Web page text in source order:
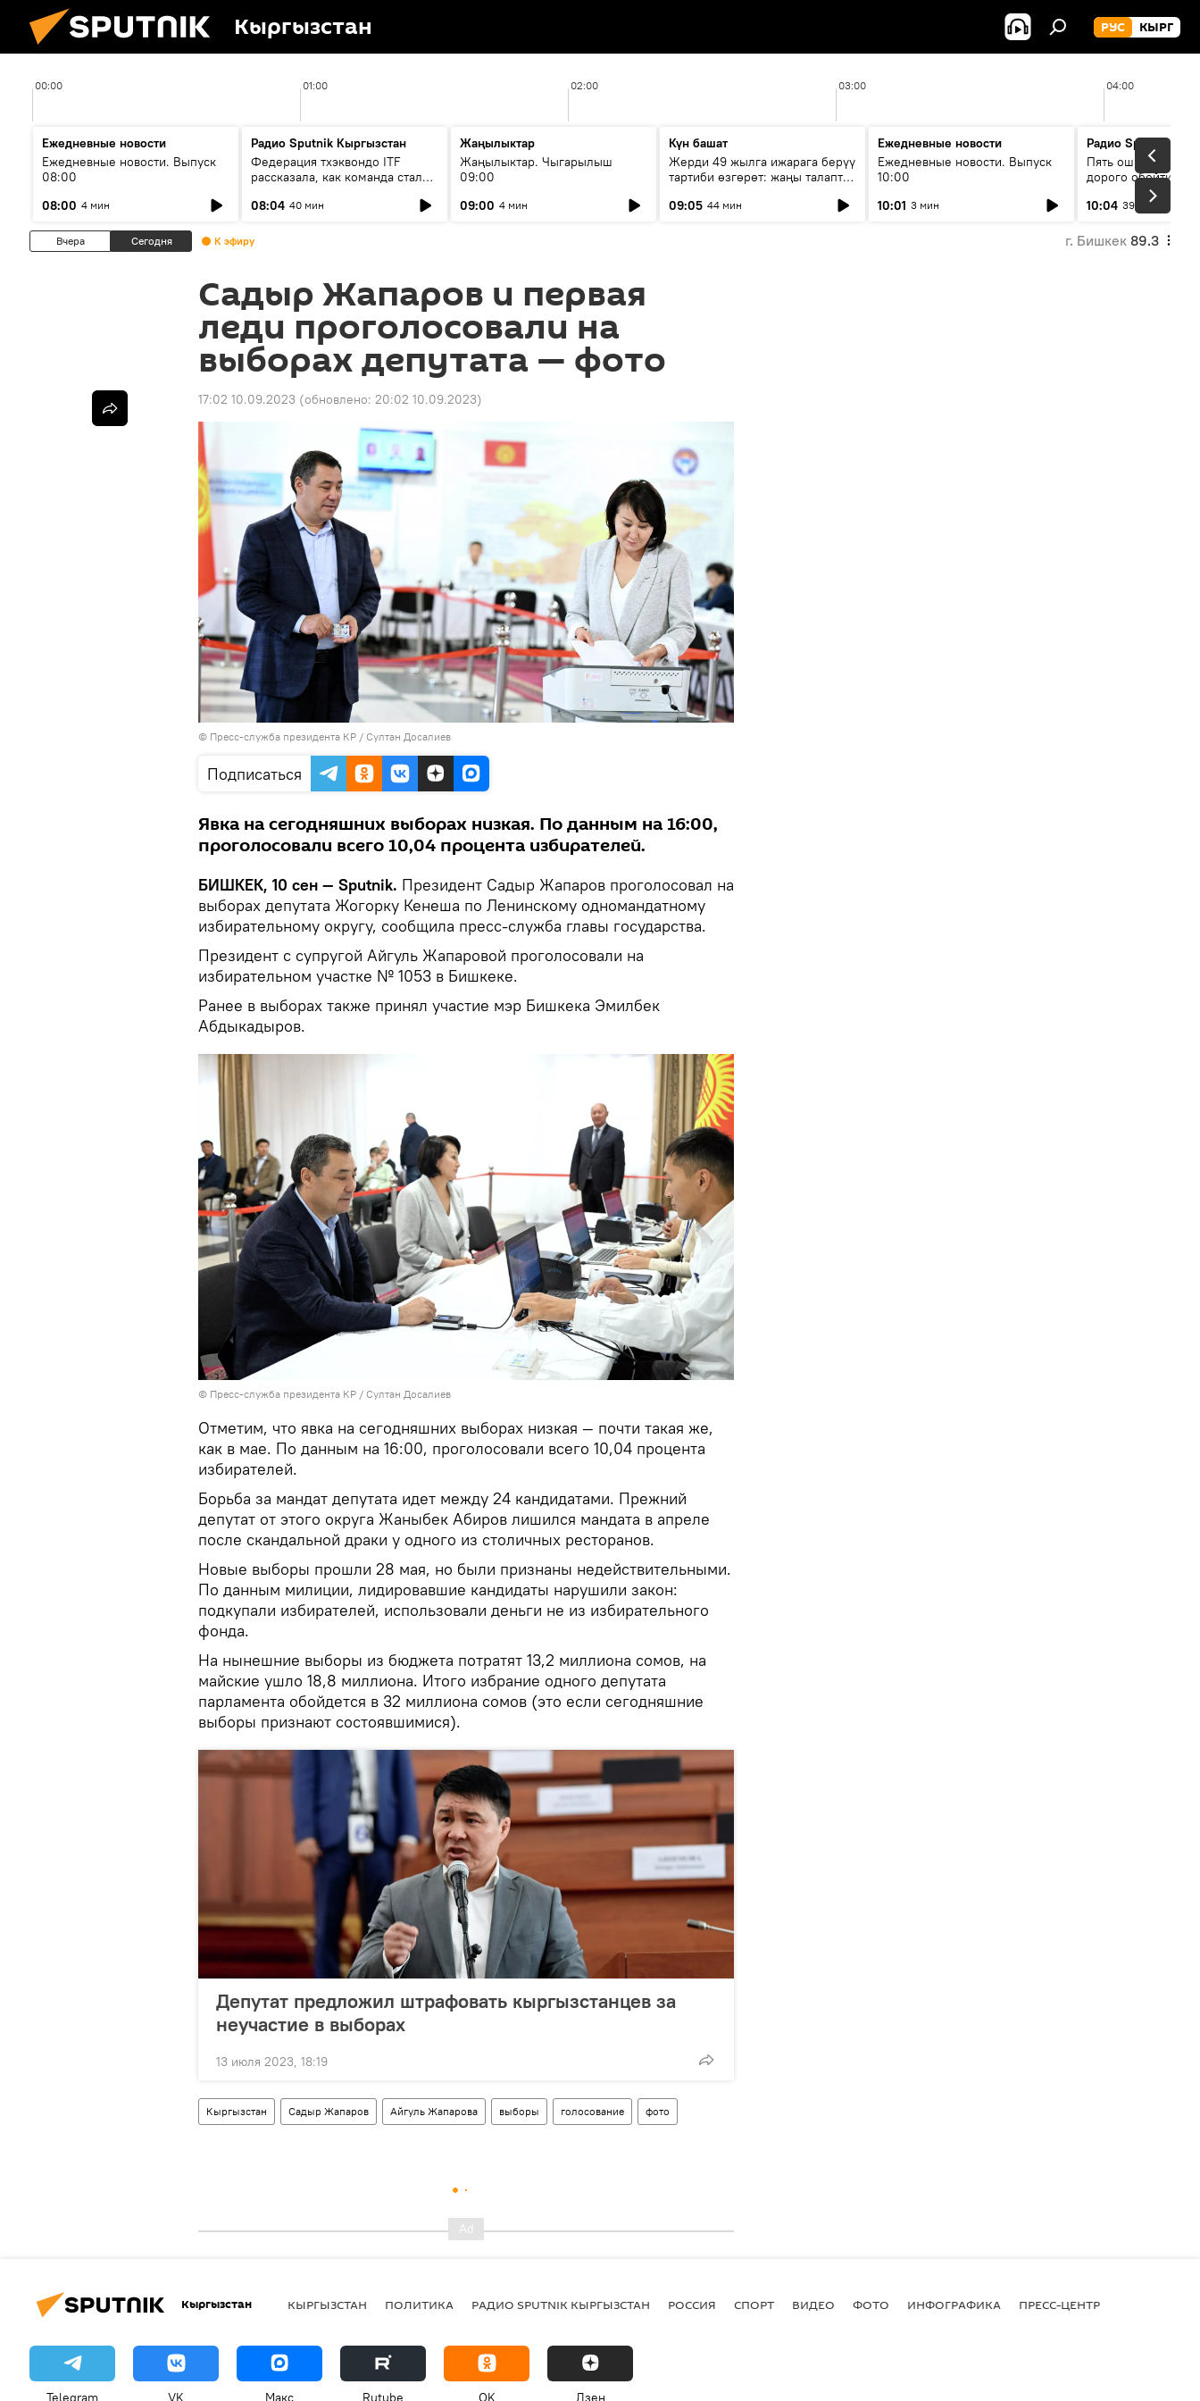
Кыргызстан РУС КЫРГ
00:00 01:00 02:00 03:00 04:00
Ежедневные новости
Ежедневные новости. Выпуск
08:00
08:00 4 мин
Радио Sputnik Кыргызстан
Федерация тхэквондо ITF
рассказала, как команда стала
08:04 40 мин
Жаңылыктар
Жаңылыктар. Чыгарылыш
09:00
09:00 4 мин
Күн башат
Жерди 49 жылга ижарага берүү
тартиби өзгөрөт: жаңы талаптар
09:05 44 мин
Ежедневные новости
Ежедневные новости. Выпуск
10:00
10:01 3 мин
Радио Sputnik
Пять ошибок
дорого обойтись
10:04 39 мин
Вчера Сегодня К эфиру г. Бишкек 89.3
Садыр Жапаров и первая
леди проголосовали на
выборах депутата — фото
17:02 10.09.2023 (обновлено: 20:02 10.09.2023)
© Пресс-служба президента КР / Султан Досалиев
Подписаться
Явка на сегодняшних выборах низкая. По данным на 16:00,
проголосовали всего 10,04 процента избирателей.
БИШКЕК, 10 сен — Sputnik. Президент Садыр Жапаров проголосовал на
выборах депутата Жогорку Кенеша по Ленинскому одномандатному
избирательному округу, сообщила пресс-служба главы государства.
Президент с супругой Айгуль Жапаровой проголосовали на
избирательном участке № 1053 в Бишкеке.
Ранее в выборах также принял участие мэр Бишкека Эмилбек
Абдыкадыров.
© Пресс-служба президента КР / Султан Досалиев
Отметим, что явка на сегодняшних выборах низкая — почти такая же,
как в мае. По данным на 16:00, проголосовали всего 10,04 процента
избирателей.
Борьба за мандат депутата идет между 24 кандидатами. Прежний
депутат от этого округа Жаныбек Абиров лишился мандата в апреле
после скандальной драки у одного из столичных ресторанов.
Новые выборы прошли 28 мая, но были признаны недействительными.
По данным милиции, лидировавшие кандидаты нарушили закон:
подкупали избирателей, использовали деньги не из избирательного
фонда.
На нынешние выборы из бюджета потратят 13,2 миллиона сомов, на
майские ушло 18,8 миллиона. Итого избрание одного депутата
парламента обойдется в 32 миллиона сомов (это если сегодняшние
выборы признают состоявшимися).
Депутат предложил штрафовать кыргызстанцев за
неучастие в выборах
13 июля 2023, 18:19
Кыргызстан Садыр Жапаров Айгуль Жапарова выборы голосование фото
Кыргызстан КЫРГЫЗСТАН ПОЛИТИКА РАДИО SPUTNIK КЫРГЫЗСТАН РОССИЯ СПОРТ ВИДЕО ФОТО ИНФОГРАФИКА ПРЕСС-ЦЕНТР
Telegram VK Макс Rutube OK Дзен